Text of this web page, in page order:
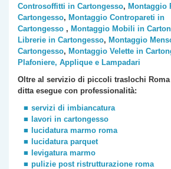
Controsoffitti in Cartongesso, Montaggio
Cartongesso, Montaggio Contropareti in
Cartongesso , Montaggio Mobili in
Librerie in Cartongesso, Montaggio
Cartongesso, Montaggio Velette in
Plafoniere, Applique e Lampadari
Oltre al servizio di piccoli traslochi Roma
ditta esegue con professionalità:
servizi di imbiancatura
lavori in cartongesso
lucidatura marmo roma
lucidatura parquet
levigatura marmo
pulizie post ristrutturazione roma